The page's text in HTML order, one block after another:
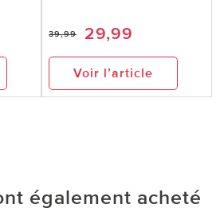
39,99 29,99
Voir l’article
également acheté